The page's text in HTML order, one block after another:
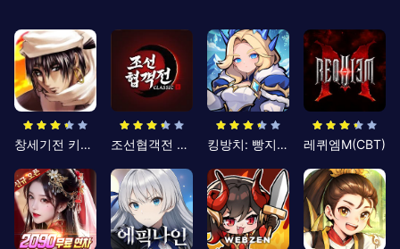
창세기전 키우기 조선협객전 클래식 킹방치: 빵지의 제왕 레퀴엠M(CBT)